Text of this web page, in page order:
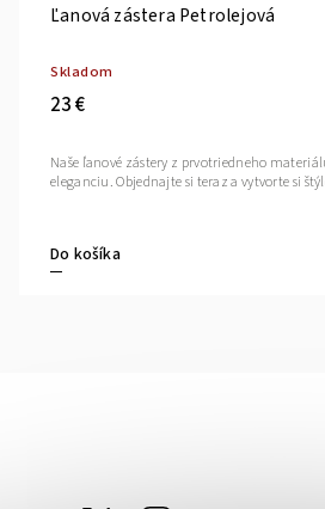
Ľanová zástera Petrolejová
Skladom
23 €
Do košíka
Naše ľanové zástery z prvotriedneho
eleganciu. Objednajte si teraz a vytvorte si